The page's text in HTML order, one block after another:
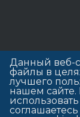
Данный веб-
файлы в
лучшего
нашем